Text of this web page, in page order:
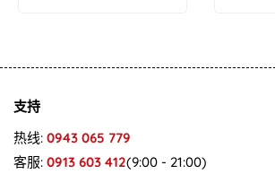
支持
热线: 0943 065 779
客服: 0913 603 412(9:00 - 21:00)